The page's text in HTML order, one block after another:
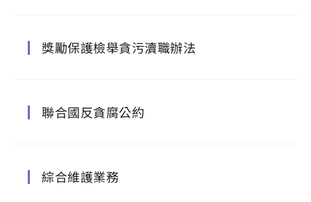
獎勵保護檢舉貪污瀆職辦法
聯合國反貪腐公約
綜合維護業務